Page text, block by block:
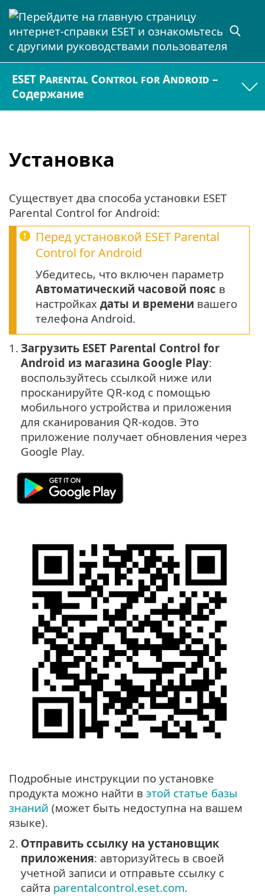
ESET Parental Control for Android –
Содержание
Установка
Существует два способа установки ESET
Parental Control for Android:
Перед установкой ESET Parental
Control for Android
Убедитесь, что включен параметр
Автоматический часовой пояс в
настройках даты и времени вашего
телефона Android.
1. Загрузить ESET Parental Control for
Android из магазина Google Play:
воспользуйтесь ссылкой ниже или
просканируйте QR-код с помощью
мобильного устройства и приложения
для сканирования QR-кодов. Это
приложение получает обновления через
Google Play.
Подробные инструкции по установке
продукта можно найти в этой статье базы
знаний (может быть недоступна на вашем
языке).
2. Отправить ссылку на установщик
приложения: авторизуйтесь в своей
учетной записи и отправьте ссылку с
сайта parentalcontrol.eset.com.